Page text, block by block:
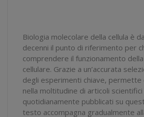
Biologia molecolare della cellula è
decenni il punto di riferimento per
comprendere il funzionamento
cellulare. Grazie a un’accurata
degli esperimenti chiave, permette
nella moltitudine di articoli
quotidianamente pubblicati su
testo accompagna gradualmente